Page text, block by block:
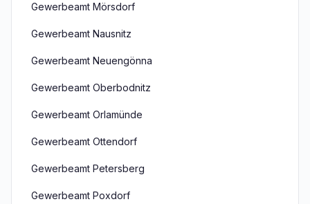
Gewerbeamt Mörsdorf
Gewerbeamt Nausnitz
Gewerbeamt Neuengönna
Gewerbeamt Oberbodnitz
Gewerbeamt Orlamünde
Gewerbeamt Ottendorf
Gewerbeamt Petersberg
Gewerbeamt Poxdorf